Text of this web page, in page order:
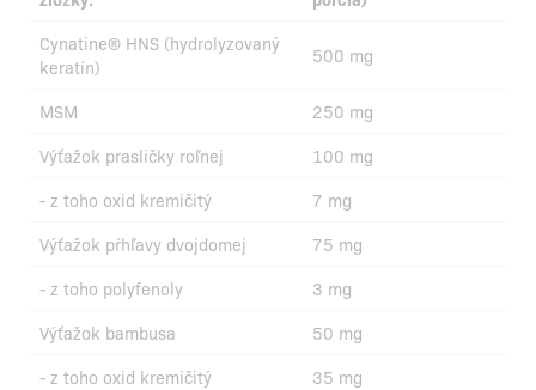
Cynatine® HNS (hydrolyzovaný
keratín)
500 mg
MSM
250 mg
Výťažok prasličky roľnej
100 mg
- z toho oxid kremičitý
7 mg
Výťažok pŕhľavy dvojdomej
75 mg
- z toho polyfenoly
3 mg
Výťažok bambusa
50 mg
- z toho oxid kremičitý
35 mg